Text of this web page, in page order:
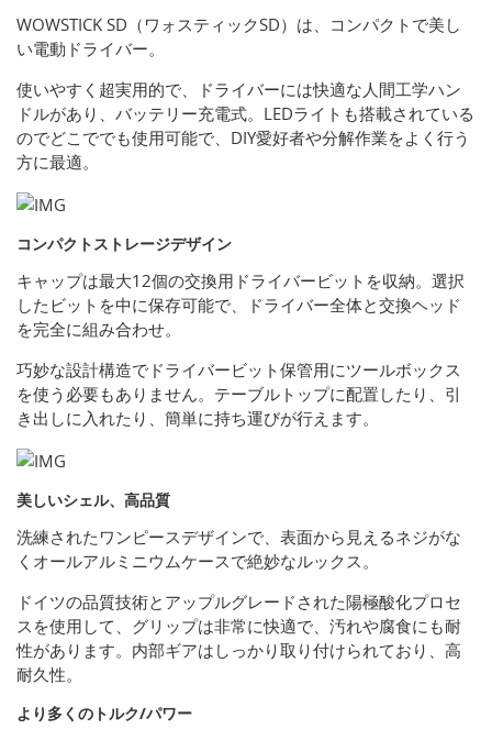
WOWSTICK SD（ワォスティックSD）は、コンパクトで美し
い電動ドライバー。
使いやすく超実用的で、ドライバーには快適な人間工学ハン
ドルがあり、バッテリー充電式。LEDライトも搭載されている
のでどこででも使用可能で、DIY愛好者や分解作業をよく行う
方に最適。
コンパクトストレージデザイン
キャップは最大12個の交換用ドライバービットを収納。選択
したビットを中に保存可能で、ドライバー全体と交換ヘッド
を完全に組み合わせ。
巧妙な設計構造でドライバービット保管用にツールボックス
を使う必要もありません。テーブルトップに配置したり、引
き出しに入れたり、簡単に持ち運びが行えます。
美しいシェル、高品質
洗練されたワンピースデザインで、表面から見えるネジがな
くオールアルミニウムケースで絶妙なルックス。
ドイツの品質技術とアップルグレードされた陽極酸化プロセ
スを使用して、グリップは非常に快適で、汚れや腐食にも耐
性があります。内部ギアはしっかり取り付けられており、高
耐久性。
より多くのトルク/パワー